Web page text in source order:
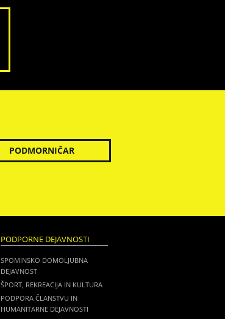
PODMORNIČAR
PODPORNE DEJAVNOSTI
SPOMINSKO DOMOLJUBNA
DEJAVNOST
ŠPORT, REKREACIJA IN KULTURA
PODPORA ČLANSTVU IN
HUMANITARNE DEJAVNOSTI